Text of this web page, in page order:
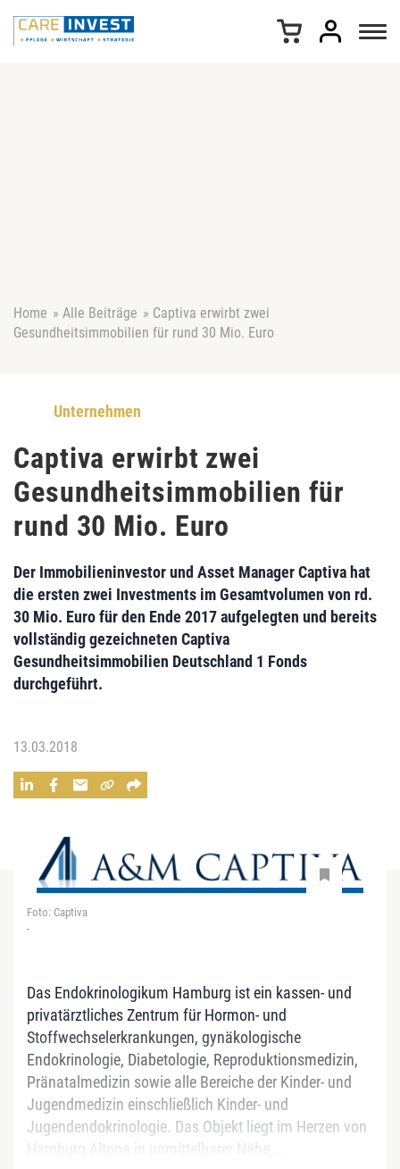
Home » Alle Beiträge » Captiva erwirbt zwei
Gesundheitsimmobilien für rund 30 Mio. Euro
Unternehmen
Captiva erwirbt zwei
Gesundheitsimmobilien für
rund 30 Mio. Euro
Der Immobilieninvestor und Asset ManagerCaptiva hat
die ersten zwei Investments im Gesamtvolumen von rd.
30 Mio. Euro für den Ende 2017 aufgelegten und bereits
vollständig gezeichneten Captiva
Gesundheitsimmobilien Deutschland 1 Fonds
durchgeführt.
13.03.2018
Foto: Captiva
-
Das Endokrinologikum Hamburg ist ein kassen- und
privatärztliches Zentrum für Hormon- und
Stoffwechselerkrankungen, gynäkologische
Endokrinologie, Diabetologie, Reproduktionsmedizin,
Pränatalmedizin sowie alle Bereiche der Kinder- und
Jugendmedizin einschließlich Kinder- und
Jugendendokrinologie. Das Objekt liegt im Herzen von
Hamburg Altona in unmittelbarer Nähe...